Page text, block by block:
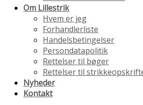
Om Lillestrik
Hvem er jeg
Forhandlerliste
Handelsbetingelser
Persondatapolitik
Rettelser til bøger
Rettelser til
Nyheder
Kontakt